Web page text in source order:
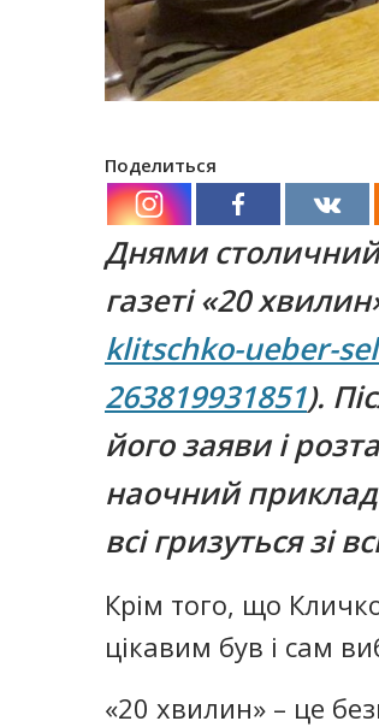
Поделиться
Днями
газеті «20
klitschko-ueber-
263819931851).
його заяви і
наочний приклад
всі гризуться зі
Крім того, що
цікавим був і сам
«20 хвилин» – це